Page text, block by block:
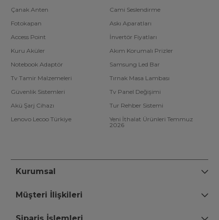
Çanak Anten
Cami Seslendirme
Fotokapan
Askı Aparatları
Access Point
İnvertör Fiyatları
Kuru Aküler
Akım Korumalı Prizler
Notebook Adaptör
Samsung Led Bar
Tv Tamir Malzemeleri
Tırnak Masa Lambası
Güvenlik Sistemleri
Tv Panel Değişimi
Akü Şarj Cihazı
Tur Rehber Sistemi
Lenovo Lecoo Türkiye
Yeni İthalat Ürünleri Temmuz
2026
Kurumsal
Müşteri İlişkileri
Sipariş İşlemleri